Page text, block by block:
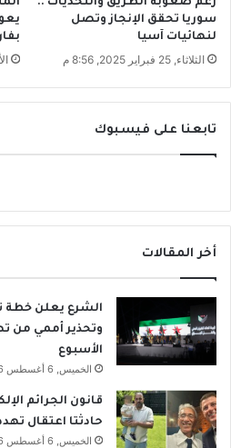
و
ب
ي
ة
ل
س
و
ا
سوريا تحقق الإنجاز وتصل
لنهائيات آسيا
الثلاثاء, 25 فبراير 2025, 8:56 م الأحد,
تابعنا على فيسبوك
أخر المقالات
الشرع يعلن خطة
وتحذير أممي من
الأسبوع
الخميس, 6 أغسطس 2026, 8:24 م
قانون الجرائم
حادثتا اعتقال
الخميس, 6 أغسطس 2026, 3:01 م